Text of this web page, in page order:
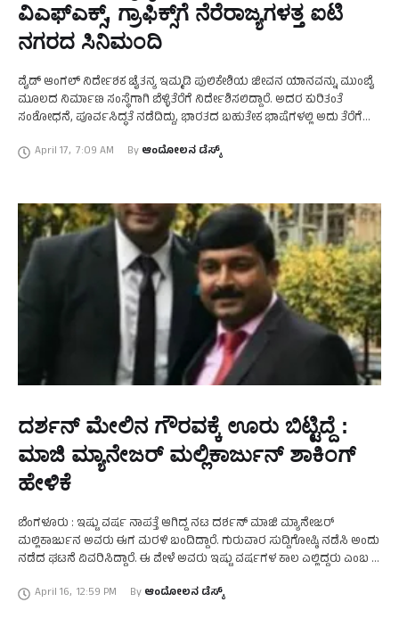
ವಿಎಫ್‌ಎಕ್ಸ್‌, ಗ್ರಾಫಿಕ್ಸ್‌ಗೆ ನೆರೆರಾಜ್ಯಗಳತ್ತ ಐಟಿ
ನಗರದ ಸಿನಿಮಂದಿ
ವೈಡ್‌ ಆಂಗಲ್‌ ನಿರ್ದೇಶಕ ಚೈತನ್ಯ ಇಮ್ಮಡಿ ಪುಲಿಕೇಶಿಯ ಜೀವನ ಯಾನವನ್ನು ಮುಂಬೈ
ಮೂಲದ ನಿರ್ಮಾಣ ಸಂಸ್ಥೆಗಾಗಿ ಬೆಳ್ಳಿತೆರೆಗೆ ನಿರ್ದೇಶಿಸಲಿದ್ದಾರೆ. ಅದರ ಕುರಿತಂತೆ
ಸಂಶೋಧನೆ, ಪೂರ್ವಸಿದ್ಧತೆ ನಡೆದಿದ್ದು, ಭಾರತದ ಬಹುತೇಕ ಭಾಷೆಗಳಲ್ಲಿ ಅದು ತೆರೆಗೆ
April 17, 7:09 AM By ಆಂದೋಲನ ಡೆಸ್ಕ್
ದರ್ಶನ್ ಮೇಲಿನ ಗೌರವಕ್ಕೆ ಊರು ಬಿಟ್ಟಿದ್ದೆ :
ಮಾಜಿ ಮ್ಯಾನೇಜರ್ ಮಲ್ಲಿಕಾರ್ಜುನ್ ಶಾಕಿಂಗ್
ಹೇಳಿಕೆ
ಬೆಂಗಳೂರು : ಇಷ್ಟು ವರ್ಷ ನಾಪತ್ತೆ ಆಗಿದ್ದ ನಟ ದರ್ಶನ್ ಮಾಜಿ ಮ್ಯಾನೇಜರ್
ಮಲ್ಲಿಕಾರ್ಜುನ ಅವರು ಈಗ ಮರಳಿ ಬಂದಿದ್ದಾರೆ. ಗುರುವಾರ ಸುದ್ದಿಗೋಷ್ಠಿ ನಡೆಸಿ ಅಂದು
ನಡೆದ ಘಟನೆ ವಿವರಿಸಿದ್ದಾರೆ. ಈ ವೇಳೆ ಅವರು ಇಷ್ಟು ವರ್ಷಗಳ ಕಾಲ ಎಲ್ಲಿದ್ದರು ಎಂಬ …
April 16, 12:59 PM By ಆಂದೋಲನ ಡೆಸ್ಕ್